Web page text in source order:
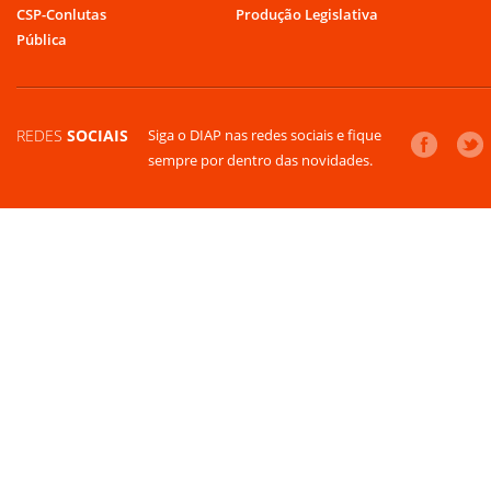
CSP-Conlutas
Pública
Produção Legislativa
REDES SOCIAIS
Siga o DIAP nas redes sociais e fique
sempre por dentro das novidades.